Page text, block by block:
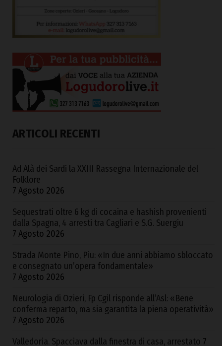
ARTICOLI RECENTI
Ad Alà dei Sardi la XXIII Rassegna Internazionale del
Folklore
7 Agosto 2026
Sequestrati oltre 6 kg di cocaina e hashish provenienti
dalla Spagna, 4 arresti tra Cagliari e S.G. Suergiu
7 Agosto 2026
Strada Monte Pino, Piu: «In due anni abbiamo sbloccato
e consegnato un’opera fondamentale»
7 Agosto 2026
Neurologia di Ozieri, Fp Cgil risponde all’Asl: «Bene
conferma reparto, ma sia garantita la piena operatività»
7 Agosto 2026
Valledoria. Spacciava dalla finestra di casa, arrestato 7